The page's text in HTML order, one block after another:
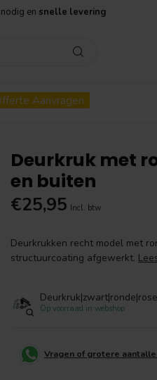
en snelle levering
Aanvragen
Deurkruk met
en buiten
€25,95 Incl. btw
Deurkrukken recht model met
structuurcoating afgewerkt.
Op voorraad in webshop
Vragen of grotere